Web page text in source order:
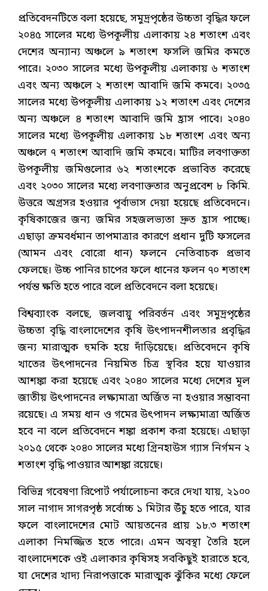
প্রতিবেদনটিতে বলা হয়েছে, সমুদ্রপৃষ্ঠের উচ্চতা বৃদ্ধির ফলে
২০৪৫ সালের মধ্যে উপকূলীয় এলাকায় ২৪ শতাংশ এবং
দেশের অন্যান্য অঞ্চলে ৯ শতাংশ ফসলি জমির কমতে
পারে। ২০৩০ সালের মধ্যে উপকূলীয় এলাকায় ৬ শতাংশ
এবং অন্য অঞ্চলে ২ শতাংশ আবাদি জমি কমবে। ২০৩৫
সালের মধ্যে উপকূলীয় এলাকায় ১২ শতাংশ এবং দেশের
অন্য অঞ্চলে ৪ শতাংশ আবাদি জমি হ্রাস পাবে। ২০৪০
সালের মধ্যে উপকূলীয় এলাকায় ১৮ শতাংশ এবং অন্য
অঞ্চলে ৭ শতাংশ আবাদি জমি কমবে। মাটির লবণাক্ততা
উপকূলীয় জমিগুলোর ৬২ শতাংশকে প্রভাবিত করেছে
এবং ২০৩০ সালের মধ্যে লবণাক্ততার অনুপ্রবেশ ৮ কিমি.
উত্তরে অগ্রসর হওয়ার পূর্বাভাস দেয়া হয়েছে প্রতিবেদনে।
কৃষিকাজের জন্য জমির সহজলভ্যতা দ্রুত হ্রাস পাচ্ছে।
এছাড়া ক্রমবর্ধমান তাপমাত্রার কারণে প্রধান দুটি ফসলের
(আমন এবং বোরো ধান) ফলনে নেতিবাচক প্রভাব
ফেলছে। উচ্চ পানির চাপের ফলে ধানের ফলন ৭০ শতাংশ
পর্যন্ত ক্ষতি হতে পারে বলে প্রতিবেদনে বলা হয়েছে।
বিশ্বব্যাংক বলছে, জলবায়ু পরিবর্তন এবং সমুদ্রপৃষ্ঠের
উচ্চতা বৃদ্ধি বাংলাদেশের কৃষি উৎপাদনশীলতার প্রবৃদ্ধির
জন্য মারাত্মক হুমকি হয়ে দাঁড়িয়েছে। প্রতিবেদনে কৃষি
খাতের উৎপাদনের নিয়মিত চিত্র স্থবির হয়ে যাওয়ার
আশঙ্কা করা হয়েছে এবং ২০৪০ সালের মধ্যে দেশের মূল
জাতীয় উৎপাদনের লক্ষ্যমাত্রা অর্জিত না হওয়ার সম্ভাবনা
রয়েছে। এ সময় ধান ও গমের উৎপাদন লক্ষ্যমাত্রা অর্জিত
হবে না বলে প্রতিবেদনে শঙ্কা প্রকাশ করা হয়েছে। এছাড়া
২০১৫ থেকে ২০৪০ সালের মধ্যে গ্রিনহাউস গ্যাস নির্গমন ২
শতাংশ বৃদ্ধি পাওয়ার আশঙ্কা রয়েছে।
বিভিন্ন গবেষণা রিপোর্ট পর্যালোচনা করে দেখা যায়, ২১০০
সাল নাগাদ সাগরপৃষ্ঠ সর্বোচ্চ ১ মিটার উঁচু হতে পারে, যার
ফলে বাংলাদেশের মোট আয়তনের প্রায় ১৮.৩ শতাংশ
এলাকা নিমজ্জিত হতে পারে। এমন অবস্থা তৈরি হলে
বাংলাদেশকে ওই এলাকার কৃষিসহ সবকিছুই হারাতে হবে,
যা দেশের খাদ্য নিরাপত্তাকে মারাত্মক ঝুঁকির মধ্যে ফেলে